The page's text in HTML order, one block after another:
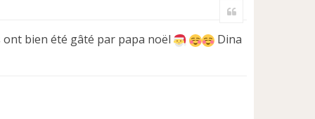
ont bien été gâté par papa noël
Dina